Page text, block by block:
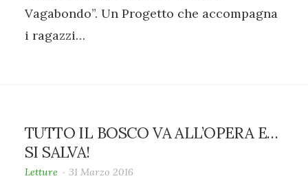
Vagabondo”. Un Progetto che accompagna
i ragazzi…
TUTTO IL BOSCO VA ALL’OPERA E…
SI SALVA!
Letture 31 Marzo 2016